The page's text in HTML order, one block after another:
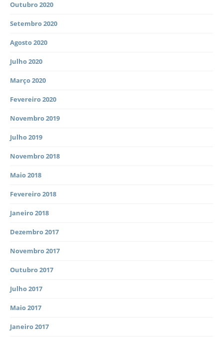
Outubro 2020
Setembro 2020
Agosto 2020
Julho 2020
Março 2020
Fevereiro 2020
Novembro 2019
Julho 2019
Novembro 2018
Maio 2018
Fevereiro 2018
Janeiro 2018
Dezembro 2017
Novembro 2017
Outubro 2017
Julho 2017
Maio 2017
Janeiro 2017